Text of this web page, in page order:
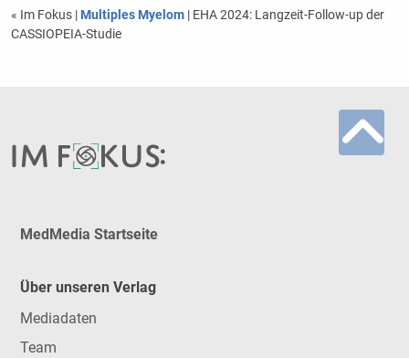
« Im Fokus | Multiples Myelom| EHA 2024: Langzeit-Follow-up der
CASSIOPEIA-Studie
MedMedia Startseite
Über unseren Verlag
Mediadaten
Team